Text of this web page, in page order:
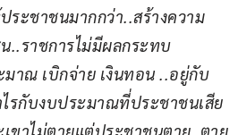
ระชาชนมากกว่า..สร้างความ
..ราชการไม่มีผลกระทบ
มาณ เบิกจ่าย เงินทอน ..อยู่กับ
รกับงบประมาณที่ประชาชนเสีย